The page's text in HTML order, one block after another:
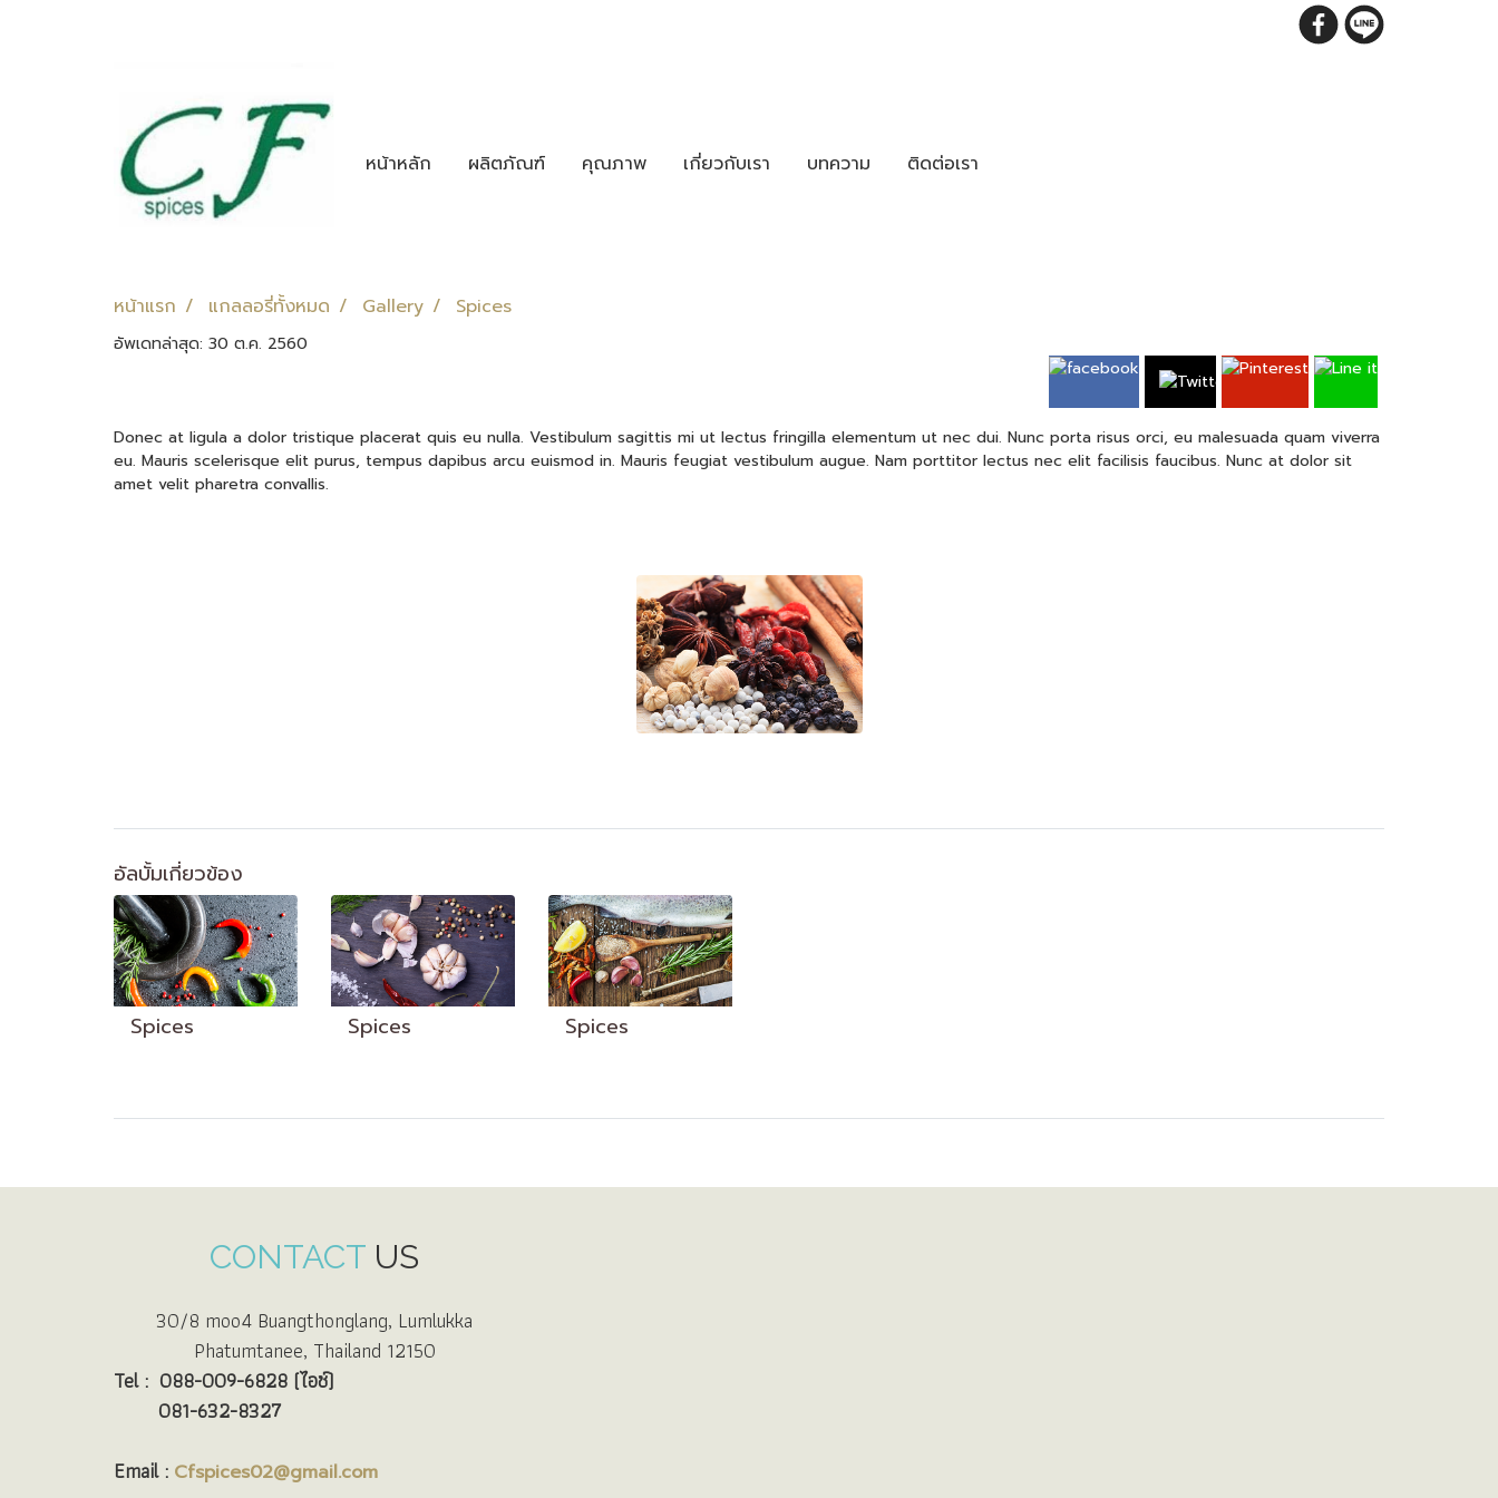
หน้าหลัก ผลิตภัณฑ์ คุณภาพ เกี่ยวกับเรา บทความ ติดต่อเรา
หน้าแรก แกลลอรี่ทั้งหมด Gallery Spices
อัพเดทล่าสุด: 30 ต.ค. 2560
Donec at ligula a dolor tristique placerat quis eu nulla. Vestibulum sagittis mi ut lectus fringilla elementum ut nec dui. Nunc porta risus orci, eu malesuada quam viverra
eu. Mauris scelerisque elit purus, tempus dapibus arcu euismod in. Mauris feugiat vestibulum augue. Nam porttitor lectus nec elit facilisis faucibus. Nunc at dolor sit
amet velit pharetra convallis.
อัลบั้มเกี่ยวข้อง
Spices Spices Spices
CONTACT US
30/8 moo4 Buangthonglang, Lumlukka
Phatumtanee, Thailand 12150
Tel : 088-009-6828 (ไอซ์)
081-632-8327
Email : Cfspices02@gmail.com